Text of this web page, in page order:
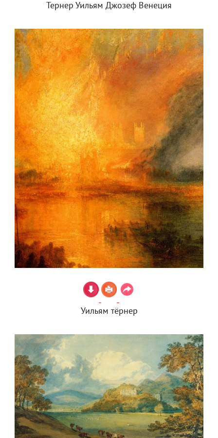
Тернер Уильям Джозеф Венеция
Уильям тёрнер